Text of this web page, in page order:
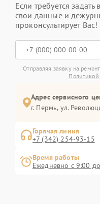
Если требуется задать
свои данные и
проконсультирует Вас!
Отправляя заявку на
Политикой
Адрес сервисного
г. Пермь, ул.
Горячая линия
+7 (342) 254-93-15
Время работы
Ежедневно с 9:00